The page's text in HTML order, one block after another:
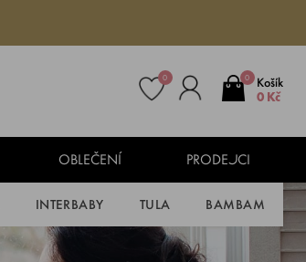
0
Košík
0 Kč
0
OBLEČENÍ PRODEJCI
INTERBABY TULA BAMBAM